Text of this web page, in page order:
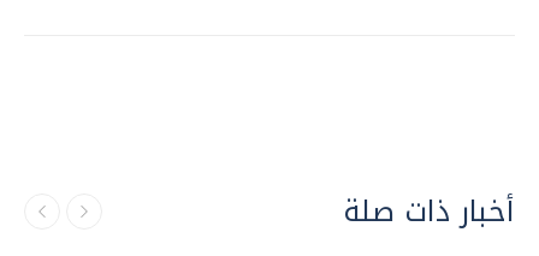
أخبار ذات صلة